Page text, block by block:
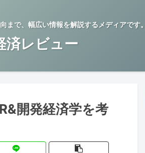
まで、幅広い情報を解説するメディアです。
済レビュー
開発経済学を考